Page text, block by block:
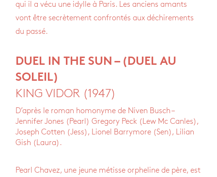
qui il a vécu une idylle à Paris. Les anciens amants
vont être secrètement confrontés aux déchirements
du passé.
DUEL IN THE SUN – (DUEL AU
SOLEIL)
KING VIDOR (1947)
D’après le roman homonyme de Niven Busch –
Jennifer Jones (Pearl) Gregory Peck (Lew Mc Canles),
Joseph Cotten (Jess), Lionel Barrymore (Sen), Lilian
Gish (Laura).
Pearl Chavez, une jeune métisse orpheline de père, est